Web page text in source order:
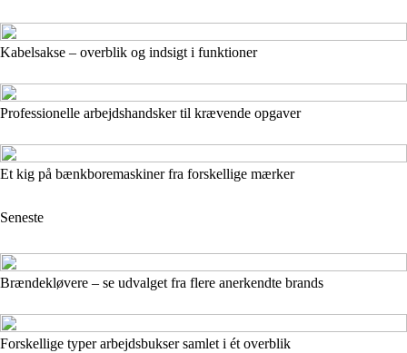
Kabelsakse – overblik og indsigt i funktioner
Professionelle arbejdshandsker til krævende opgaver
Et kig på bænkboremaskiner fra forskellige mærker
Seneste
Brændekløvere – se udvalget fra flere anerkendte brands
Forskellige typer arbejdsbukser samlet i ét overblik